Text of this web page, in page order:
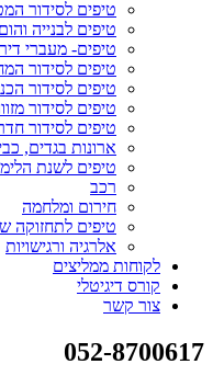
טיפים לסידור
טיפים לבנייה
טיפים- מעברי
טיפים לסידור
טיפים לסידור
טיפים לסידור
טיפים לסידור
ארונות בגדים,
טיפים לשנת
רכב
חירום ומלחמה
טיפים לתחזוקה
אלרגיה ורגישויות
לקוחות ממליצים
קורס דיגיטלי
צור קשר
052-8700617